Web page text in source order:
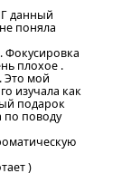
данный
поняла
Фокусировка
плохое .
Это мой
изучала как
подарок
по поводу
)